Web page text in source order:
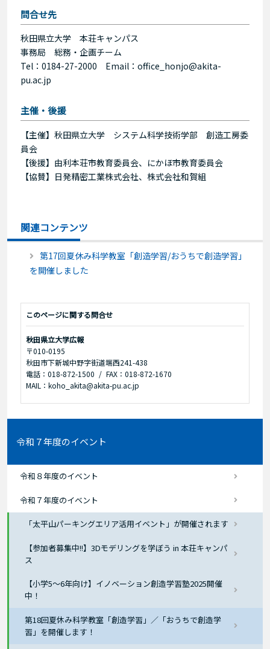
問合せ先
秋田県立大学 本荘キャンパス
事務局 総務・企画チーム
Tel：0184-27-2000 Email：office_honjo@akita-
pu.ac.jp
主催・後援
【主催】秋田県立大学 システム科学技術学部 創造工房委
員会
【後援】由利本荘市教育委員会、にかほ市教育委員会
【協賛】日発精密工業株式会社、株式会社和賀組
関連コンテンツ
第17回夏休み科学教室「創造学習/おうちで創造学習」
を開催しました
このページに関する問合せ
秋田県立大学広報
〒010-0195
秋田市下新城中野字街道端西241-438
電話：018-872-1500
FAX：018-872-1670
MAIL：koho_akita@akita-pu.ac.jp
令和７年度のイベント
令和８年度のイベント
令和７年度のイベント
「太平山パーキングエリア活用イベント」が開催されます
【参加者募集中!!】3Dモデリングを学ぼう in 本荘キャンパ
ス
【小学5～6年向け】イノベーション創造学習塾2025開催
中！
第18回夏休み科学教室「創造学習」／「おうちで創造学
習」を開催します！